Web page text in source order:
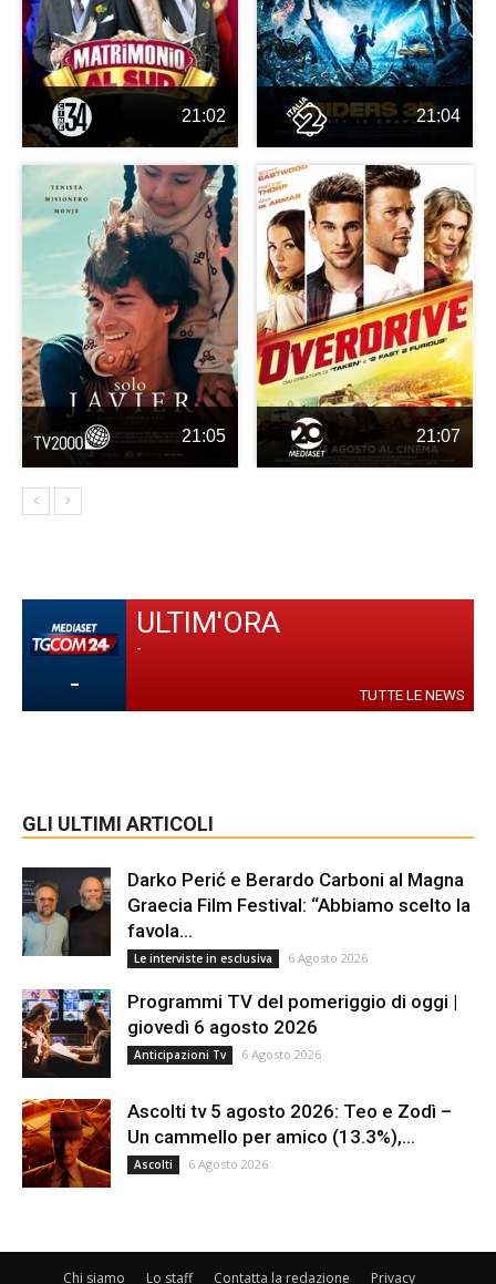
21:02 21:04
21:05 21:07
-
ULTIM'ORA
-
TUTTE LE NEWS
GLI ULTIMI ARTICOLI
Darko Perić e Berardo Carboni al Magna
Graecia Film Festival: “Abbiamo scelto la
favola...
Le interviste in esclusiva 6 Agosto 2026
Programmi TV del pomeriggio di oggi |
giovedì 6 agosto 2026
Anticipazioni Tv 6 Agosto 2026
Ascolti tv 5 agosto 2026: Teo e Zodì –
Un cammello per amico (13.3%),...
Ascolti 6 Agosto 2026
Chi siamo Lo staff Contatta la redazione Privacy